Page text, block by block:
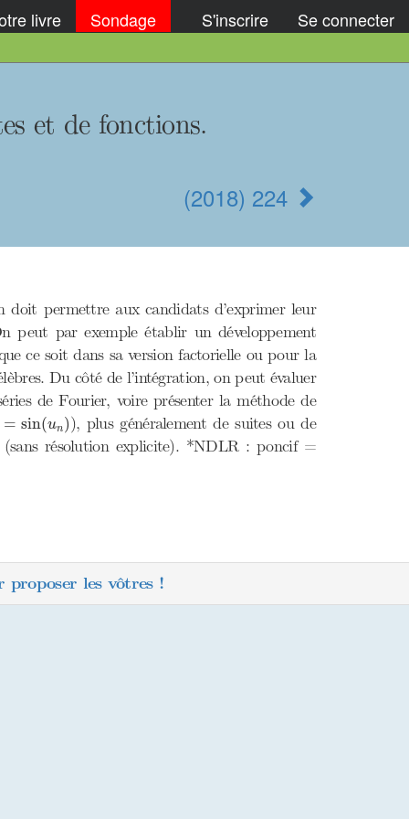
livre Sondage S'inscrire Se connecter
et de fonctions.
(2018) 224
doit permettre aux candidats d’exprimer leur
peut par exemple établir un développement
ce soit dans sa version factorielle ou pour la
Du côté de l’intégration, on peut évaluer
de Fourier, voire présenter la méthode de
= sin(un)
sin ( n)), plus généralement de suites ou de
(sans résolution explicite). *NDLR : poncif =
proposer les vôtres !